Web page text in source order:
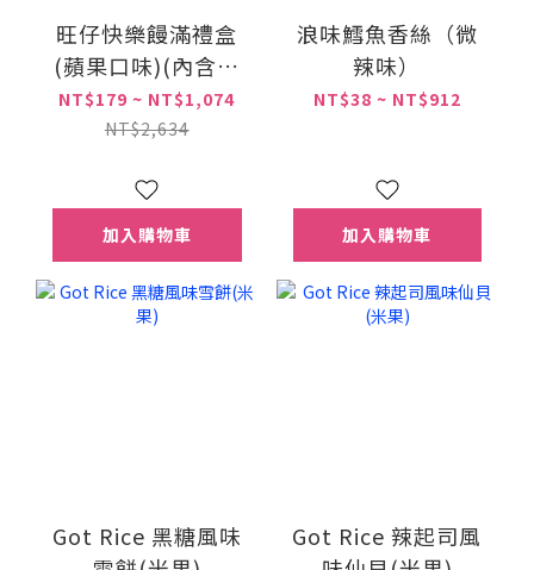
旺仔快樂饅滿禮盒
(蘋果口味)(內含仿
真造型撲滿乙個)(效
期過半品，購買前
NT$179 ~ NT$1,074
NT$2,634
加入購物車
浪味鱈魚香絲（微
辣味）
NT$38 ~ NT$912
加入購物車
Got Rice 黑糖風味
Got Rice 辣起司風